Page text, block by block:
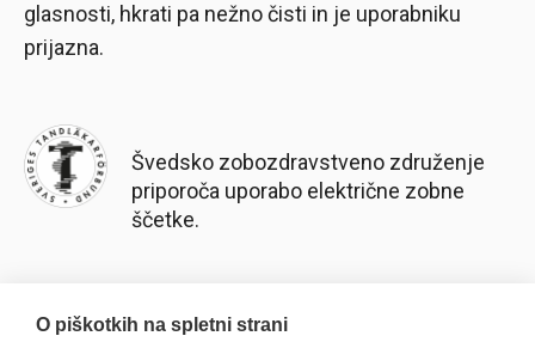
glasnosti, hkrati pa nežno čisti in je uporabniku
prijazna.
Švedsko zobozdravstveno združenje
priporoča uporabo električne zobne
ščetke.
O piškotkih na spletni strani